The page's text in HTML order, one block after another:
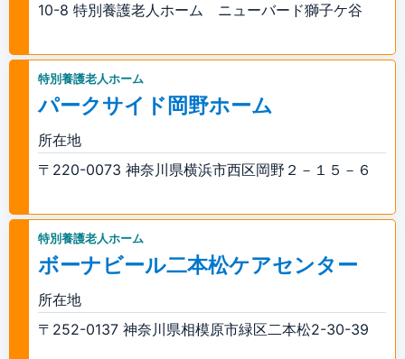
10-8 特別養護老人ホーム ニューバード獅子ケ谷
特別養護老人ホーム
パークサイド岡野ホーム
所在地
〒220-0073 神奈川県横浜市西区岡野２－１５－６
特別養護老人ホーム
ボーナビール二本松ケアセンター
所在地
〒252-0137 神奈川県相模原市緑区二本松2-30-39